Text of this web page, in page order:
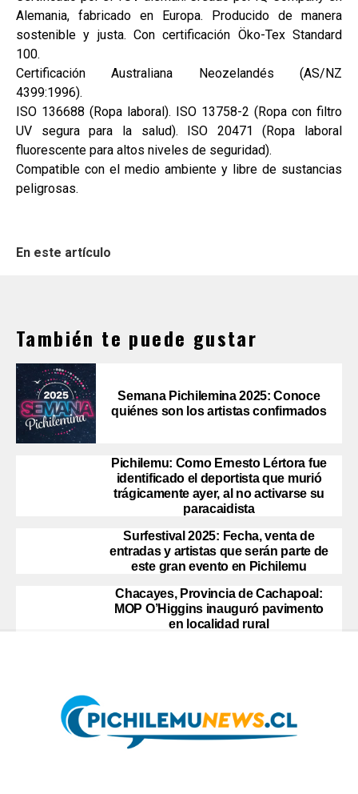
Alemania, fabricado en Europa. Producido de manera
sostenible y justa. Con certificación Öko-Tex Standard
100.
Certificación Australiana Neozelandés (AS/NZ
4399:1996).
ISO 136688 (Ropa laboral). ISO 13758-2 (Ropa con filtro
UV segura para la salud). ISO 20471 (Ropa laboral
fluorescente para altos niveles de seguridad).
Compatible con el medio ambiente y libre de sustancias
peligrosas.
En este artículo
También te puede gustar
Semana Pichilemina 2025: Conoce
quiénes son los artistas confirmados
Pichilemu: Como Ernesto Lértora fue
identificado el deportista que murió
trágicamente ayer, al no activarse su
paracaidista
Surfestival 2025: Fecha, venta de
entradas y artistas que serán parte de
este gran evento en Pichilemu
Chacayes, Provincia de Cachapoal:
MOP O’Higgins inauguró pavimento
en localidad rural